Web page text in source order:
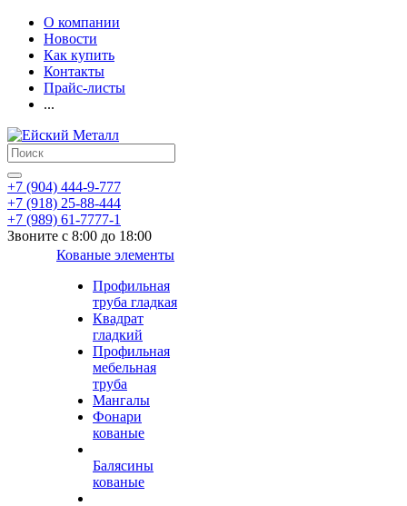
О компании
Новости
Как купить
Контакты
Прайс-листы
...
+7 (904) 444-9-777
+7 (918) 25-88-444
+7 (989) 61-7777-1
Звоните с 8:00 до 18:00
Кованые элементы
Профильная
труба гладкая
Квадрат
гладкий
Профильная
мебельная
труба
Мангалы
Фонари
кованые
Балясины
кованые